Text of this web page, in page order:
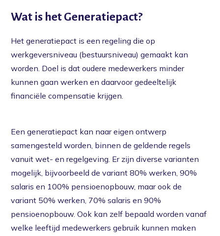
Wat is het Generatiepact?
Het generatiepact is een regeling die op
werkgeversniveau (bestuursniveau) gemaakt kan
worden. Doel is dat oudere medewerkers minder
kunnen gaan werken en daarvoor gedeeltelijk
financiële compensatie krijgen.
Een generatiepact kan naar eigen ontwerp
samengesteld worden, binnen de geldende regels
vanuit wet- en regelgeving. Er zijn diverse varianten
mogelijk, bijvoorbeeld de variant 80% werken, 90%
salaris en 100% pensioenopbouw, maar ook de
variant 50% werken, 70% salaris en 90%
pensioenopbouw. Ook kan zelf bepaald worden vanaf
welke leeftijd medewerkers gebruik kunnen maken